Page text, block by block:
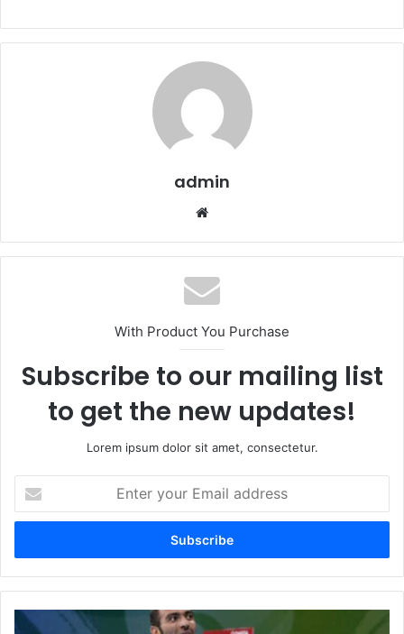
admin
With Product You Purchase
Subscribe to our mailing list
to get the new updates!
Lorem ipsum dolor sit amet, consectetur.
your
Email